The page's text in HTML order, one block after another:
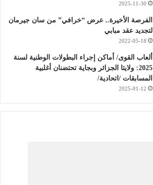
2025-11-30
الفرصة الأخيرة.. عرض “خرافي” من سان جيرمان
لتجديد عقد مبابي
2022-05-18
ألعاب القوى/ أماكن إجراء البطولات الوطنية لسنة
2025: ولايتا الجزائر وبجاية تحتضنان أغلبية
المسابقات /اتحادية/
2025-01-12